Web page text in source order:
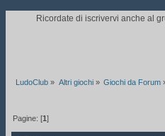
.
Ricordate di iscrivervi anche al
LudoClub » Altri giochi» Giochi da Forum
Pagine: [1]